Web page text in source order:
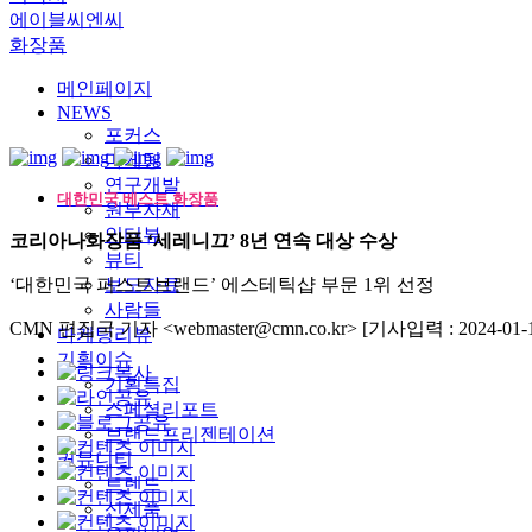
에이블씨엔씨
화장품
메인페이지
NEWS
포커스
마케팅
연구개발
원부자재
인터뷰
뷰티
보도자료
사람들
마케팅리뷰
기획이슈
기획특집
스페셜리포트
브랜드프리젠테이션
커뮤니티
트렌드
신제품
대한민국 베스트 화장품
코리아나화장품 ‘세레니끄’ 8년 연속 대상 수상
‘대한민국 퍼스트브랜드’ 에스테틱샵 부문 1위 선정
CMN 편집국 기자 <webmaster@cmn.co.kr> [기사입력 : 2024-